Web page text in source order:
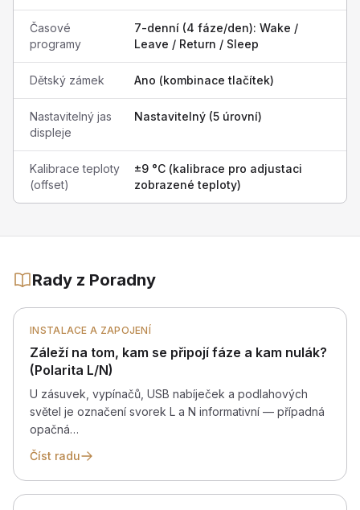
Časové
programy
7-denní (4 fáze/den): Wake /
Leave / Return / Sleep
Dětský zámek Ano (kombinace tlačítek)
Nastavitelný jas
displeje
Nastavitelný (5 úrovní)
Kalibrace teploty
(offset)
±9 °C (kalibrace pro adjustaci
zobrazené teploty)
Rady z Poradny
INSTALACE A ZAPOJENÍ
Záleží na tom, kam se připojí fáze a kam nulák?
(Polarita L/N)
U zásuvek, vypínačů, USB nabíječek a podlahových
světel je označení svorek L a N informativní — případná
opačná…
Číst radu